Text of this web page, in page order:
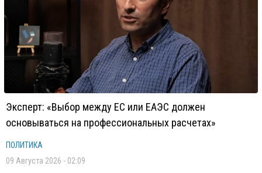
Эксперт: «Выбор между ЕС или ЕАЭС должен
основываться на профессиональных расчетах»
ПОЛИТИКА
09 Августа 2026 - 02:09